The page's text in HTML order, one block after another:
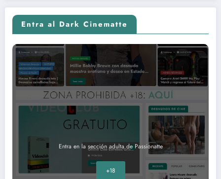
Entra al Dark Cinematte
Entra en la sección adulta de Passionatte
+18